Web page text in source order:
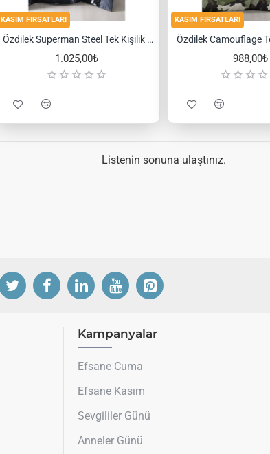
KASIM FIRSATLARI
Özdilek Superman Steel Tek Kişilik Lisanslı Çocuk Nevresim Takımı
1.025,00₺
KASIM FIRSATLARI
988,00₺
Listenin sonuna ulaştınız.
Kampanyalar
Efsane Cuma
Efsane Kasım
Sevgililer Günü
Anneler Günü